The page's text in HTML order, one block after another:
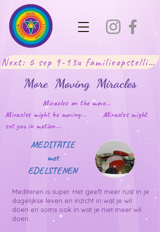
Next: 6 sep 9-13u familieopstellingen Lot
More Moving Miracles
Miracles on the move...
Miracles might be moving... Miracles might
set you in motion...
MEDITATIE
met
EDELSTENEN
Mediteren is super. Het geeft meer rust in je
dagelijkse leven en inzicht in wat je wil
doen en soms ook in wat je niet meer wil
doen.